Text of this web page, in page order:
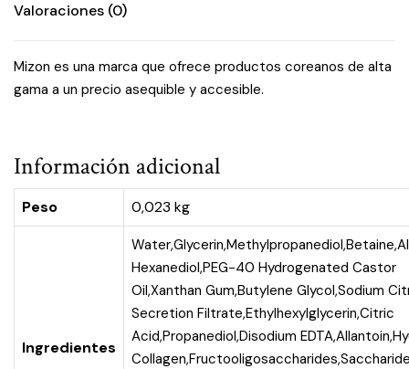
Valoraciones (0)
Mizon es una marca que ofrece productos coreanos de alta
gama a un precio asequible y accesible.
Información adicional
Peso 0,023 kg
Ingredientes
Hexanediol,PEG-40 Hydrogenated Castor
Oil,Xanthan Gum,Butylene Glycol,Sodium
Secretion Filtrate,Ethylhexylglycerin,Citric
Acid,Propanediol,Disodium